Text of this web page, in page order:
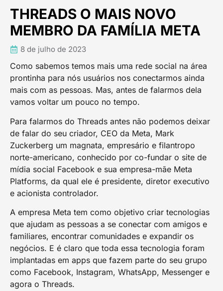
THREADS O MAIS NOVO
MEMBRO DA FAMÍLIA META
8 de julho de 2023
Como sabemos temos mais uma rede social na área
prontinha para nós usuários nos conectarmos ainda
mais com as pessoas. Mas, antes de falarmos dela
vamos voltar um pouco no tempo.
Para falarmos do Threads antes não podemos deixar
de falar do seu criador, CEO da Meta, Mark
Zuckerberg um magnata, empresário e filantropo
norte-americano, conhecido por co-fundar o site de
mídia social Facebook e sua empresa-mãe Meta
Platforms, da qual ele é presidente, diretor executivo
e acionista controlador.
A empresa Meta tem como objetivo criar tecnologias
que ajudam as pessoas a se conectar com amigos e
familiares, encontrar comunidades e expandir os
negócios. E é claro que toda essa tecnologia foram
implantadas em apps que fazem parte do seu grupo
como Facebook, Instagram, WhatsApp, Messenger e
agora o Threads.